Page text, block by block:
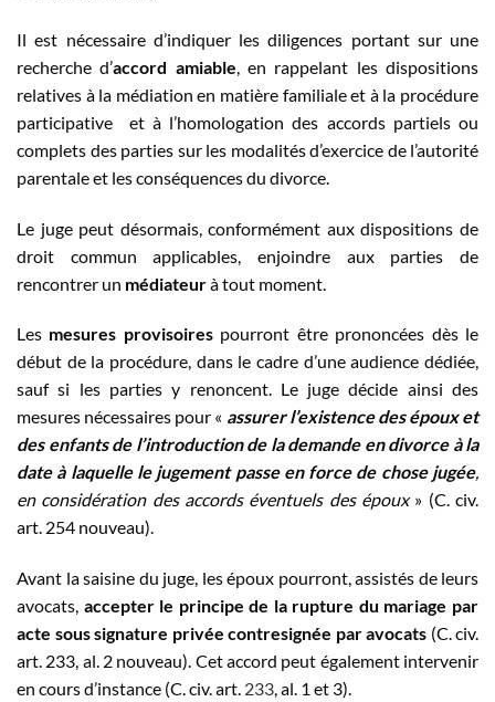
Il est nécessaire d’indiquer les diligences portant sur une
recherche d’accord amiable , en rappelant les dispositions
relatives à la médiation en matière familiale et à la procédure
participative et à l’homologation des accords partiels ou
complets des parties sur les modalités d’exercice de l’autorité
parentale et les conséquences du divorce.
Le juge peut désormais, conformément aux dispositions de
droit commun applicables, enjoindre aux parties de
rencontrer un médiateurà tout moment.
Les mesures provisoirespourront être prononcées dès le
début de la procédure, dans le cadre d’une audience dédiée,
sauf si les parties y renoncent. Le juge décide ainsi des
mesures nécessaires pour « assurer l’existence des époux et
des enfants de l’introduction de la demande en divorce à la
date à laquelle le jugement passe en force de chose jugée,
en considération des accords éventuels des époux» (C. civ.
art. 254 nouveau).
Avant la saisine du juge, les époux pourront, assistés de leurs
avocats, accepter le principe de la rupture du mariage par
acte sous signature privée contresignée par avocats (C. civ.
art. 233, al. 2 nouveau). Cet accord peut également intervenir
en cours d’instance (C. civ. art. 233, al. 1 et 3).